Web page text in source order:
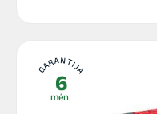
GARANTIJA
6
mėn.